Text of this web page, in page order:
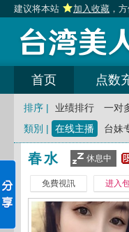
建议将本站 加入收藏 ，
首页 点数
排序 | 业绩排行 一对
類別 |
在线主播 台妹
春水 休息中
免費視訊 进入